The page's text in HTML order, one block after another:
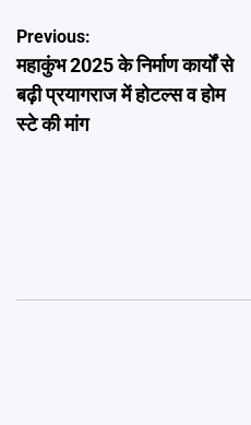
Post
navigation
Previous:
महाकुंभ 2025 के निर्माण कार्यों से
बढ़ी प्रयागराज में होटल्स व होम
स्टे की मांग